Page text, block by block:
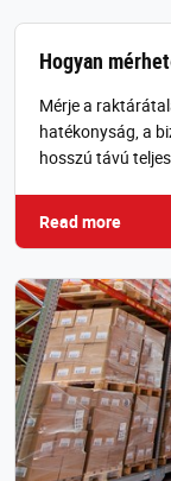
Hogyan
Mérje a
hatékonyság, a
hosszú távú
Read more